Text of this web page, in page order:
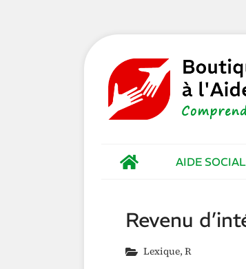
AIDE
Revenu
Lexique, R